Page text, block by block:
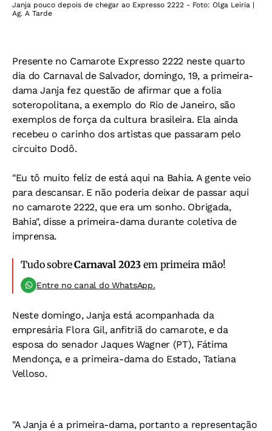
Janja pouco depois de chegar ao Expresso 2222 - Foto: Olga Leiria |
Ag. A Tarde
Presente no Camarote Expresso 2222 neste quarto
dia do Carnaval de Salvador, domingo, 19, a primeira-
dama Janja fez questão de afirmar que a folia
soteropolitana, a exemplo do Rio de Janeiro, são
exemplos de força da cultura brasileira. Ela ainda
recebeu o carinho dos artistas que passaram pelo
circuito Dodô.
"Eu tô muito feliz de está aqui na Bahia. A gente veio
para descansar. E não poderia deixar de passar aqui
no camarote 2222, que era um sonho. Obrigada,
Bahia", disse a primeira-dama durante coletiva de
imprensa.
Tudo sobreCarnaval 2023 em primeira mão!
Entre no canal do WhatsApp.
Neste domingo, Janja está acompanhada da
empresária Flora Gil, anfitriã do camarote, e da
esposa do senador Jaques Wagner (PT), Fátima
Mendonça, e a primeira-dama do Estado, Tatiana
Velloso.
"A Janja é a primeira-dama, portanto a representação